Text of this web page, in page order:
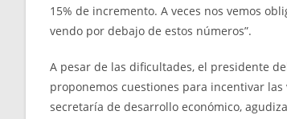
15% de incremento. A veces nos vemos
vendo por debajo de estos números”.
A pesar de las dificultades, el presidente
proponemos cuestiones para incentivar
secretaría de desarrollo económico,